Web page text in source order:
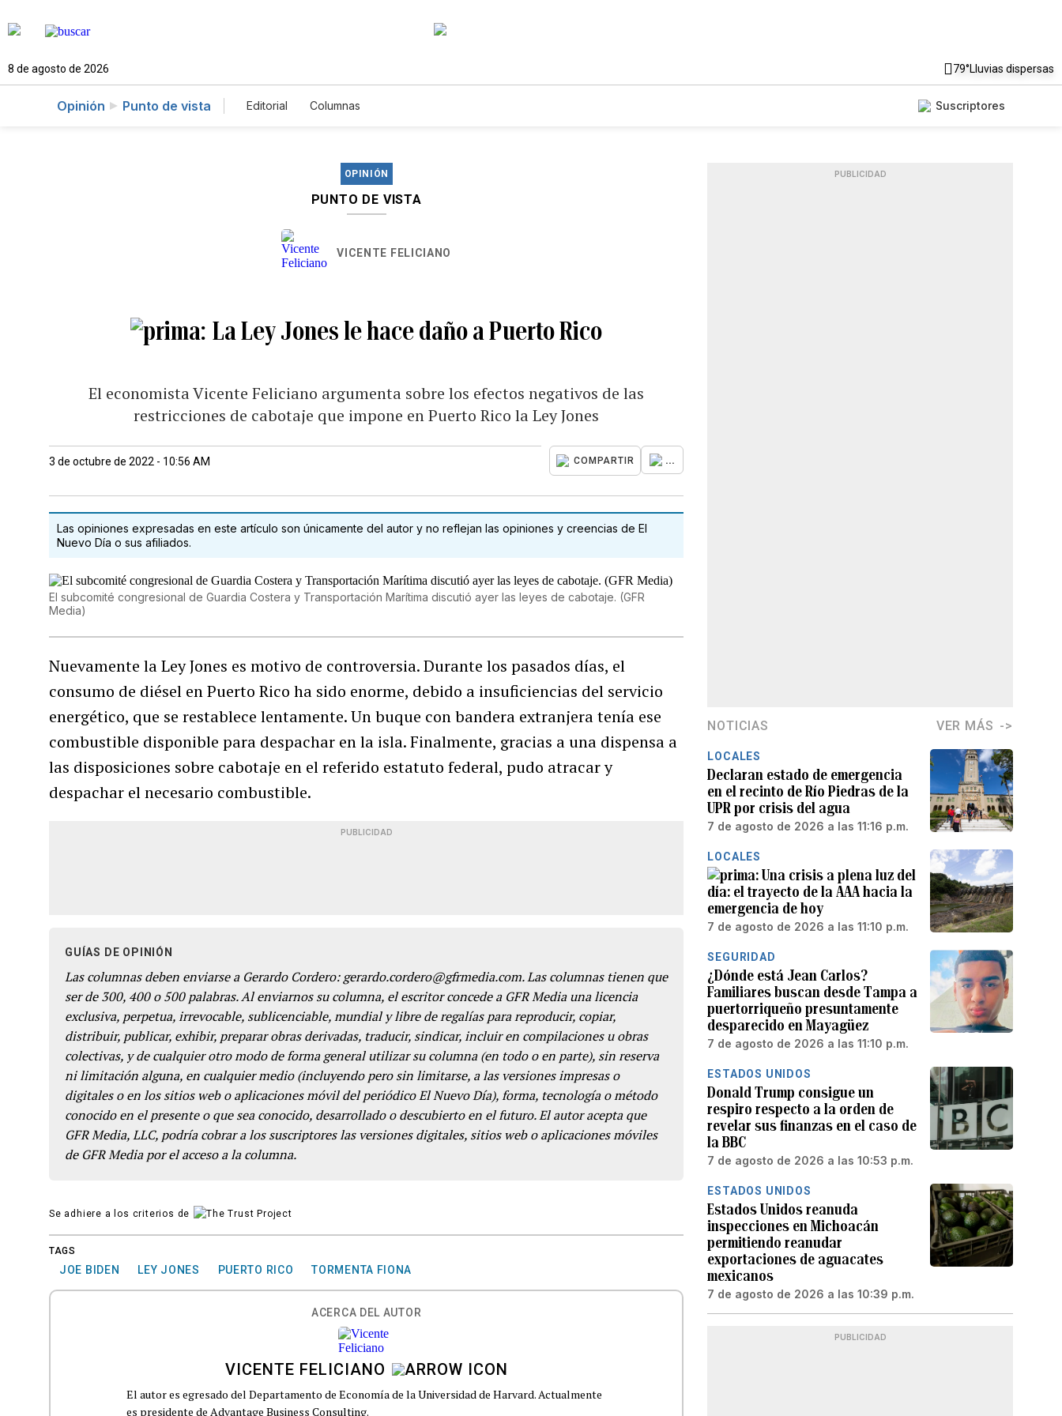
8 de agosto de 2026 79°Lluvias dispersas
Opinión Punto de vista Editorial Columnas Suscriptores
OPINIÓN
PUNTO DE VISTA
VICENTE FELICIANO
La Ley Jones le hace daño a Puerto Rico
El economista Vicente Feliciano argumenta sobre los efectos negativos de las
restricciones de cabotaje que impone en Puerto Rico la Ley Jones
3 de octubre de 2022 - 10:56 AM COMPARTIR ...
Las opiniones expresadas en este artículo son únicamente del autor y no reflejan las opiniones y creencias de El
Nuevo Día o sus afiliados.
El subcomité congresional de Guardia Costera y Transportación Marítima discutió ayer las leyes de cabotaje. (GFR
Media)
Nuevamente la Ley Jones es motivo de controversia. Durante los pasados días, el
consumo de diésel en Puerto Rico ha sido enorme, debido a insuficiencias del servicio
energético, que se restablece lentamente. Un buque con bandera extranjera tenía ese
combustible disponible para despachar en la isla. Finalmente, gracias a una dispensa a
las disposiciones sobre cabotaje en el referido estatuto federal, pudo atracar y
despachar el necesario combustible.
PUBLICIDAD
GUÍAS DE OPINIÓN
Las columnas deben enviarse a Gerardo Cordero: gerardo.cordero@gfrmedia.com. Las columnas tienen que
ser de 300, 400 o 500 palabras. Al enviarnos su columna, el escritor concede a GFR Media una licencia
exclusiva, perpetua, irrevocable, sublicenciable, mundial y libre de regalías para reproducir, copiar,
distribuir, publicar, exhibir, preparar obras derivadas, traducir, sindicar, incluir en compilaciones u obras
colectivas, y de cualquier otro modo de forma general utilizar su columna (en todo o en parte), sin reserva
ni limitación alguna, en cualquier medio (incluyendo pero sin limitarse, a las versiones impresas o
digitales o en los sitios web o aplicaciones móvil del periódico El Nuevo Día), forma, tecnología o método
conocido en el presente o que sea conocido, desarrollado o descubierto en el futuro. El autor acepta que
GFR Media, LLC, podría cobrar a los suscriptores las versiones digitales, sitios web o aplicaciones móviles
de GFR Media por el acceso a la columna.
Se adhiere a los criterios de
TAGS
JOE BIDEN LEY JONES PUERTO RICO TORMENTA FIONA
ACERCA DEL AUTOR
VICENTE FELICIANO
El autor es egresado del Departamento de Economía de la Universidad de Harvard. Actualmente
es presidente de Advantage Business Consulting.
PUBLICIDAD
NOTICIAS VER MÁS
LOCALES
Declaran estado de emergencia
en el recinto de Río Piedras de la
UPR por crisis del agua
7 de agosto de 2026 a las 11:16 p.m.
LOCALES
Una crisis a plena luz del
día: el trayecto de la AAA hacia la
emergencia de hoy
7 de agosto de 2026 a las 11:10 p.m.
SEGURIDAD
¿Dónde está Jean Carlos?
Familiares buscan desde Tampa a
puertorriqueño presuntamente
desparecido en Mayagüez
7 de agosto de 2026 a las 11:10 p.m.
ESTADOS UNIDOS
Donald Trump consigue un
respiro respecto a la orden de
revelar sus finanzas en el caso de
la BBC
7 de agosto de 2026 a las 10:53 p.m.
ESTADOS UNIDOS
Estados Unidos reanuda
inspecciones en Michoacán
permitiendo reanudar
exportaciones de aguacates
mexicanos
7 de agosto de 2026 a las 10:39 p.m.
PUBLICIDAD